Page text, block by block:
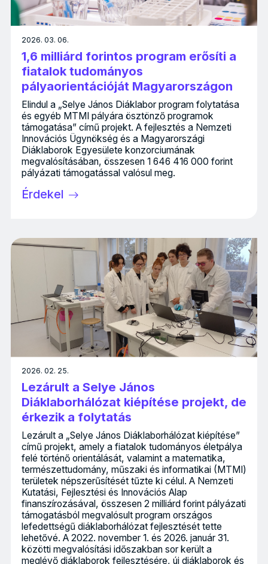
2026. 03. 06.
1,6 milliárd forintos program erősíti a
fiatalok tudományos
pályaorientációját Magyarországon
Elindul a „Selye János Diáklabor program folytatása
és egyéb MTMI pályára ösztönző programok
támogatása” című projekt. A fejlesztés a Nemzeti
Innovációs Ügynökség és a Magyarországi
Diáklaborok Egyesülete konzorciumának
megvalósításában, összesen 1 646 416 000 forint
pályázati támogatással valósul meg.
Érdekel
2026. 02. 25.
Lezárult a Selye János
Diáklaborhálózat kiépítése projekt, de
érkezik a folytatás
Lezárult a „Selye János Diáklaborhálózat kiépítése”
című projekt, amely a fiatalok tudományos életpálya
felé történő orientálását, valamint a matematika,
természettudomány, műszaki és informatikai (MTMI)
területek népszerűsítését tűzte ki célul. A Nemzeti
Kutatási, Fejlesztési és Innovációs Alap
finanszírozásával, összesen 2 milliárd forint pályázati
támogatásból megvalósult program országos
lefedettségű diáklaborhálózat fejlesztését tette
lehetővé. A 2022. november 1. és 2026. január 31.
közötti megvalósítási időszakban sor került a
meglévő diáklaborok fejlesztésére, új diáklaborok és